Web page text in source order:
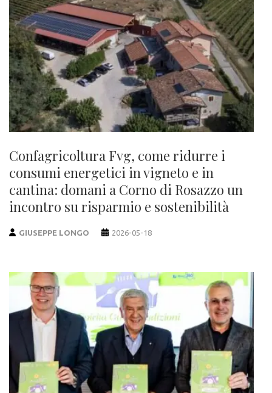
Confagricoltura Fvg, come ridurre i
consumi energetici in vigneto e in
cantina: domani a Corno di Rosazzo un
incontro su risparmio e sostenibilità
GIUSEPPE LONGO 2026-05-18